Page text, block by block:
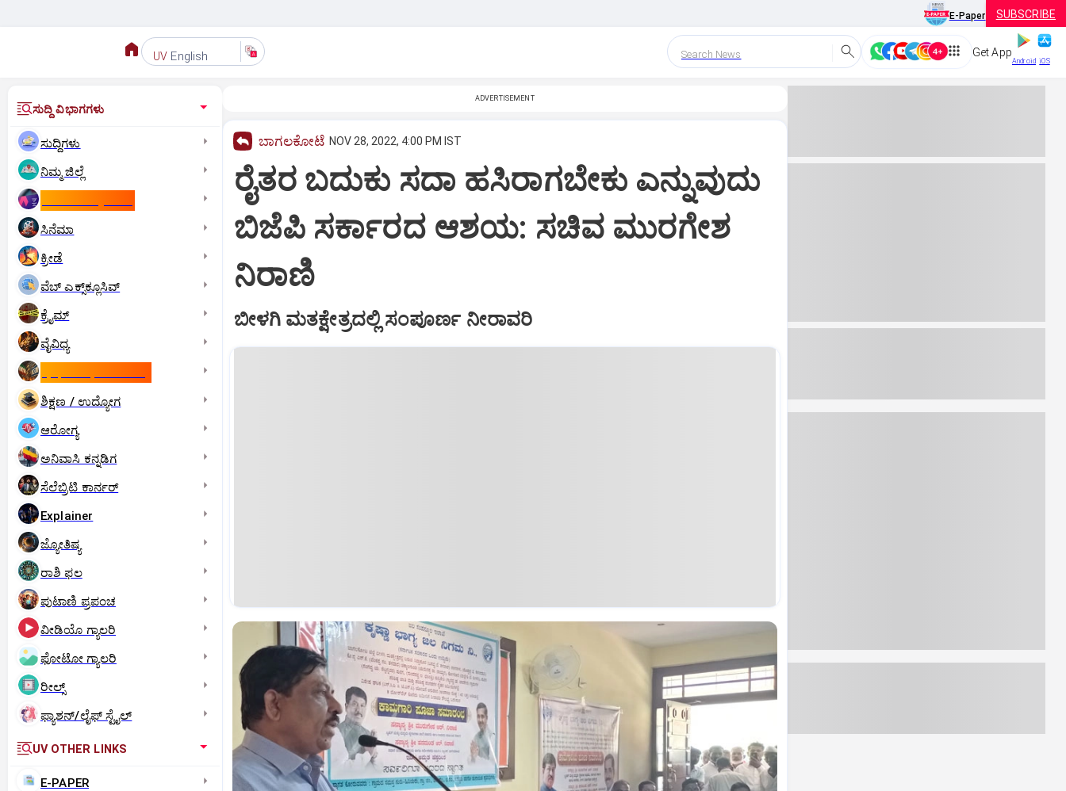
E-Paper SUBSCRIBE
UV English Search News Get App
Android iOS
ಸುದ್ದಿ ವಿಭಾಗಗಳು
ಸುದ್ದಿಗಳು
ನಿಮ್ಮ ಜಿಲ್ಲೆ
ಸಿನೆಮಾ
ಕ್ರೀಡೆ
ವೆಬ್ ಎಕ್ಸ್‌ಕ್ಲೂಸಿವ್
ಕ್ರೈಮ್
ವೈವಿಧ್ಯ
ಶಿಕ್ಷಣ / ಉದ್ಯೋಗ
ಆರೋಗ್ಯ
ಅನಿವಾಸಿ ಕನ್ನಡಿಗ
ಸೆಲೆಬ್ರಿಟಿ ಕಾರ್ನರ್‌
Explainer
ಜ್ಯೋತಿಷ್ಯ
ರಾಶಿ ಫಲ
ಪುಟಾಣಿ ಪ್ರಪಂಚ
ವೀಡಿಯೊ ಗ್ಯಾಲರಿ
ಫೋಟೋ ಗ್ಯಾಲರಿ
ರೀಲ್ಸ್
ಫ್ಯಾಶನ್/ಲೈಫ್‌ ಸ್ಟೈಲ್
UV OTHER LINKS
E-PAPER
ADVERTISEMENT
ಬಾಗಲಕೋಟೆ NOV 28, 2022, 4:00 PM IST
ರೈತರ ಬದುಕು ಸದಾ ಹಸಿರಾಗಬೇಕು ಎನ್ನುವುದು
ಬಿಜೆಪಿ ಸರ್ಕಾರದ ಆಶಯ: ಸಚಿವ ಮುರಗೇಶ
ನಿರಾಣಿ
ಬೀಳಗಿ ಮತಕ್ಷೇತ್ರದಲ್ಲಿ ಸಂಪೂರ್ಣ ನೀರಾವರಿ